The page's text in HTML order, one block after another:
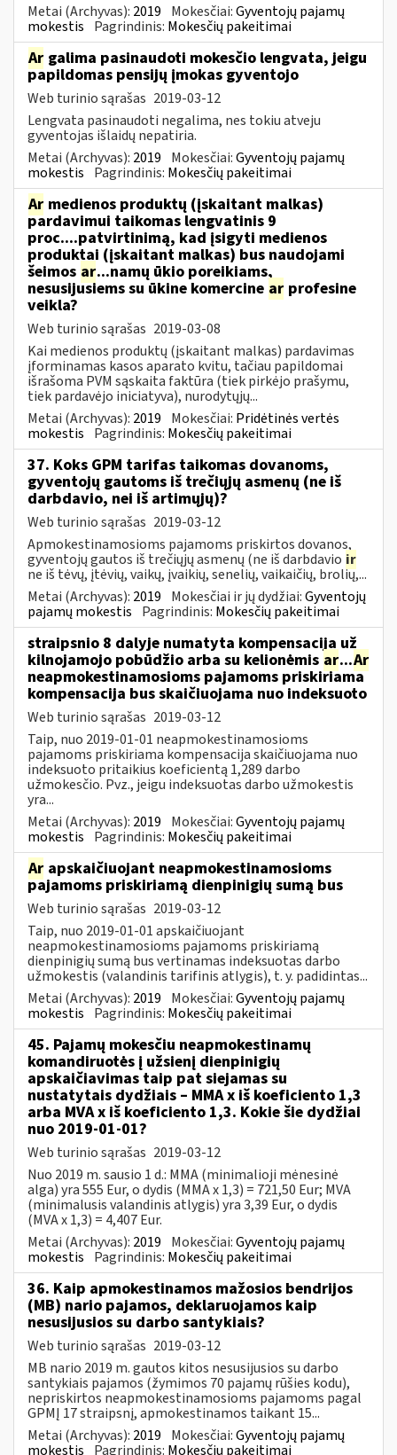
Metai (Archyvas): 2019 Mokesčiai:Gyventojų pajamų
mokestis Pagrindinis: Mokesčių pakeitimai
Ar galima pasinaudoti mokesčio lengvata, jeigu
papildomas pensijų įmokas gyventojo
Web turinio sąrašas 2019-03-12
Lengvata pasinaudoti negalima, nes tokiu atveju
gyventojas išlaidų nepatiria.
Metai (Archyvas): 2019 Mokesčiai:Gyventojų pajamų
mokestis Pagrindinis: Mokesčių pakeitimai
Ar medienos produktų (įskaitant malkas)
pardavimui taikomas lengvatinis 9
proc....patvirtinimą, kad įsigyti medienos
produktai (įskaitant malkas) bus naudojami
šeimos ar...namų ūkio poreikiams,
nesusijusiems su ūkine komercine ar profesine
veikla?
Web turinio sąrašas 2019-03-08
Kai medienos produktų (įskaitant malkas) pardavimas
įforminamas kasos aparato kvitu, tačiau papildomai
išrašoma PVM sąskaita faktūra (tiek pirkėjo prašymu,
tiek pardavėjo iniciatyva), nurodytųjų...
Metai (Archyvas): 2019 Mokesčiai: Pridėtinės vertės
mokestis Pagrindinis: Mokesčių pakeitimai
37. Koks GPM tarifas taikomas dovanoms,
gyventojų gautoms iš trečiųjų asmenų (ne iš
darbdavio, nei iš artimųjų)?
Web turinio sąrašas 2019-03-12
Apmokestinamosioms pajamoms priskirtos dovanos,
gyventojų gautos iš trečiųjų asmenų (ne iš darbdavio ir
ne iš tėvų, įtėvių, vaikų, įvaikių, senelių, vaikaičių, brolių,...
Metai (Archyvas): 2019 Mokesčiai ir jų dydžiai:Gyventojų
pajamų mokestis Pagrindinis: Mokesčių pakeitimai
straipsnio 8 dalyje numatyta kompensacija už
kilnojamojo pobūdžio arba su kelionėmis ar...Ar
neapmokestinamosioms pajamoms priskiriama
kompensacija bus skaičiuojama nuo indeksuoto
Web turinio sąrašas 2019-03-12
Taip, nuo 2019-01-01 neapmokestinamosioms
pajamoms priskiriama kompensacija skaičiuojama nuo
indeksuoto pritaikius koeficientą 1,289 darbo
užmokesčio. Pvz., jeigu indeksuotas darbo užmokestis
yra...
Metai (Archyvas): 2019 Mokesčiai:Gyventojų pajamų
mokestis Pagrindinis: Mokesčių pakeitimai
Ar apskaičiuojant neapmokestinamosioms
pajamoms priskiriamą dienpinigių sumą bus
Web turinio sąrašas 2019-03-12
Taip, nuo 2019-01-01 apskaičiuojant
neapmokestinamosioms pajamoms priskiriamą
dienpinigių sumą bus vertinamas indeksuotas darbo
užmokestis (valandinis tarifinis atlygis), t. y. padidintas...
Metai (Archyvas): 2019 Mokesčiai:Gyventojų pajamų
mokestis Pagrindinis: Mokesčių pakeitimai
45. Pajamų mokesčiu neapmokestinamų
komandiruotės į užsienį dienpinigių
apskaičiavimas taip pat siejamas su
nustatytais dydžiais – MMA x iš koeficiento 1,3
arba MVA x iš koeficiento 1,3. Kokie šie dydžiai
nuo 2019-01-01?
Web turinio sąrašas 2019-03-12
Nuo 2019 m. sausio 1 d.: MMA (minimalioji mėnesinė
alga) yra 555 Eur, o dydis (MMA x 1,3) = 721,50 Eur; MVA
(minimalusis valandinis atlygis) yra 3,39 Eur, o dydis
(MVA x 1,3) = 4,407 Eur.
Metai (Archyvas): 2019 Mokesčiai:Gyventojų pajamų
mokestis Pagrindinis: Mokesčių pakeitimai
36. Kaip apmokestinamos mažosios bendrijos
(MB) nario pajamos, deklaruojamos kaip
nesusijusios su darbo santykiais?
Web turinio sąrašas 2019-03-12
MB nario 2019 m. gautos kitos nesusijusios su darbo
santykiais pajamos (žymimos 70 pajamų rūšies kodu),
nepriskirtos neapmokestinamosioms pajamoms pagal
GPMĮ 17 straipsnį, apmokestinamos taikant 15...
Metai (Archyvas): 2019 Mokesčiai:Gyventojų pajamų
mokestis Pagrindinis: Mokesčių pakeitimai